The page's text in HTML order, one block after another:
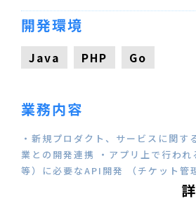
開発環境
Java PHP Go
業務内容
・新規プロダクト、サービスに関す
業との開発連携 ・アプリ上で行われ
等）に必要なAPI開発 （チケット管